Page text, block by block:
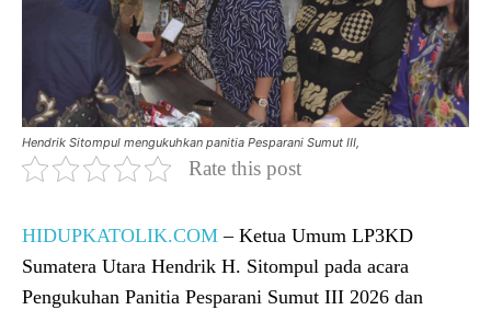
Hendrik Sitompul mengukuhkan panitia Pesparani Sumut III,
Rate this post
HIDUPKATOLIK.COM – Ketua Umum LP3KD
Sumatera Utara Hendrik H. Sitompul pada acara
Pengukuhan Panitia Pesparani Sumut III 2026 dan